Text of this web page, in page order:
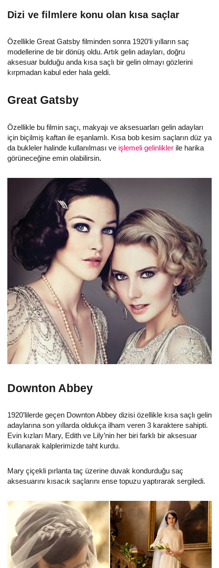
Dizi ve filmlere konu olan kısa saçlar
Özellikle Great Gatsby filminden sonra 1920’li yılların saç
modellerine de bir dönüş oldu. Artık gelin adayları, doğru
aksesuar bulduğu anda kısa saçlı bir gelin olmayı gözlerini
kırpmadan kabul eder hala geldi.
Great Gatsby
Özellikle bu filmin saçı, makyajı ve aksesuarları gelin adayları
için biçilmiş kaftan ile eşanlamlı. Kısa bob kesim saçların düz ya
da bukleler halinde kullanılması ve işlemeli gelinlikler ile harika
görüneceğine emin olabilirsin.
Downton Abbey
1920’lilerde geçen Downton Abbey dizisi özellikle kısa saçlı gelin
adaylarına son yıllarda oldukça ilham veren 3 karaktere sahipti.
Evin kızları Mary, Edith ve Lily’nin her biri farklı bir aksesuar
kullanarak kalplerimizde taht kurdu.
Mary çiçekli pırlanta taç üzerine duvak kondurduğu saç
aksesuarını kısacık saçlarını ense topuzu yaptırarak sergiledi.